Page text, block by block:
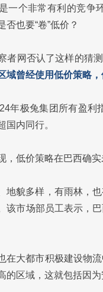
一个非常有利的竞争
也要“卷”低价？
者网否认了这样的猜
域曾经使用低价策略
年极兔集团所有盈利
国内同行。
，低价策略在巴西确
地貌多样，有雨林，
该市场部员工表示，
在大都市积极建设物
的区域，这就包括因